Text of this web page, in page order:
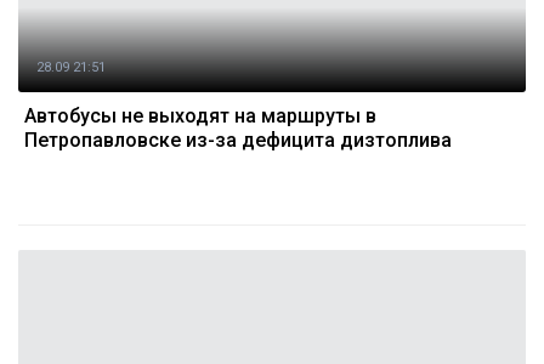
28.09 21:51
Автобусы не выходят на маршруты в
Петропавловске из-за дефицита дизтоплива